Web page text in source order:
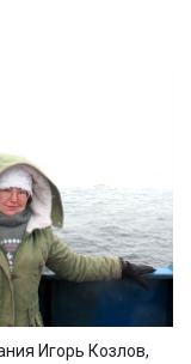
Игорь Козлов,